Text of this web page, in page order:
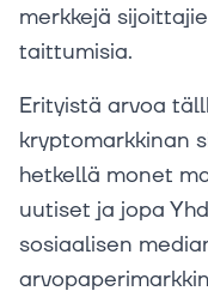
merkkejä
taittumisia.
Erityistä arvoa
kryptomarkkinan
hetkellä monet
uutiset ja jopa
sosiaalisen